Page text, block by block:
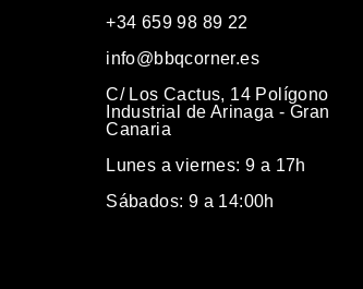
+34 659 98 89 22
info@bbqcorner.es​
C/ Los Cactus, 14 Polígono
Industrial de Arinaga - Gran
Canaria
Lunes a viernes: 9 a 17h
Sábados: 9 a 14:00h